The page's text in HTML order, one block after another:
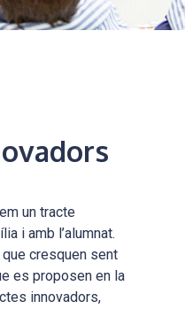
un tracte
i amb l’alumnat.
que cresquen sent
es proposen en la
innovadors,